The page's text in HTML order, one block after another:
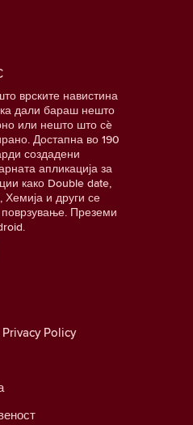
врските навистина
дали бараш нешто
или нешто што сè
Достапна во 190
создадени
апликација за
како Double date,
и други се
поврзување. Преземи
Policy